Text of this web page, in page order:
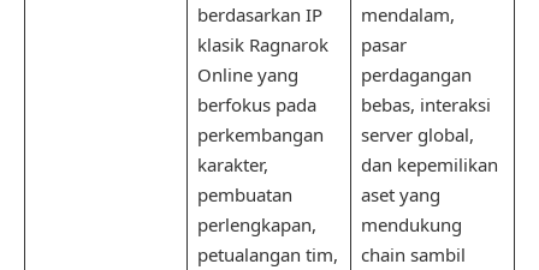
berdasarkan IP
klasik Ragnarok
Online yang
berfokus pada
perkembangan
karakter,
pembuatan
perlengkapan,
petualangan tim,
mendalam,
pasar
perdagangan
bebas, interaksi
server global,
dan kepemilikan
aset yang
mendukung
chain sambil